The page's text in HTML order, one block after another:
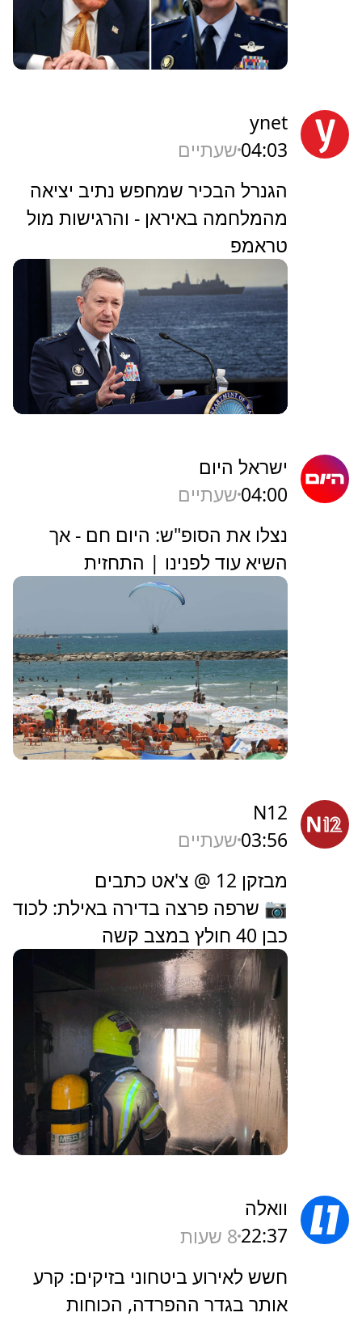
ynet
04:03שעתיים
הגנרל הבכיר שמחפש נתיב יציאה
מהמלחמה באיראן - והרגישות מול
טראמפ
ישראל היום
04:00שעתיים
נצלו את הסופ"ש: היום חם - אך
השיא עוד לפנינו | התחזית
N12
03:56שעתיים
מבזקן 12 @ צ'אט כתבים
📷 שרפה פרצה בדירה באילת: לכוד
כבן 40 חולץ במצב קשה
וואלה
22:378 שעות
חשש לאירוע ביטחוני בזיקים: קרע
אותר בגדר ההפרדה, הכוחות